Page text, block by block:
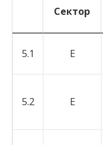
Сектор
5.1
E
5.2 E